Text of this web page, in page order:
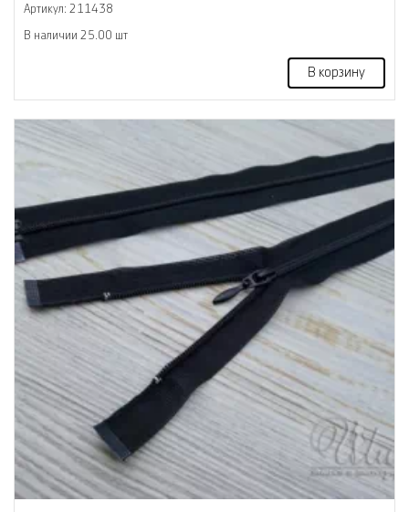
Артикул: 211438
В наличии 25.00 шт
В корзину